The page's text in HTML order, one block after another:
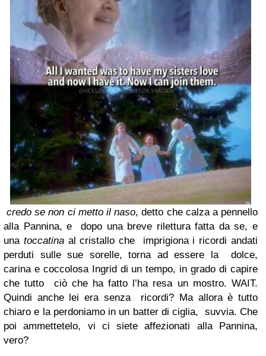
credo se non ci metto il naso, detto che calza a pennello
alla Pannina, e dopo una breve rilettura fatta da se, e
una toccatinaal cristallo che imprigiona i ricordi andati
perduti sulle sue sorelle, torna ad essere la dolce,
carina e coccolosa Ingrid di un tempo, in grado di capire
che tutto ciò che ha fatto l’ha resa un mostro. WAIT.
Quindi anche lei era senza ricordi? Ma allora è tutto
chiaro e la perdoniamo in un batter di ciglia, suvvia. Che
poi ammettetelo, vi ci siete affezionati alla Pannina,
vero?